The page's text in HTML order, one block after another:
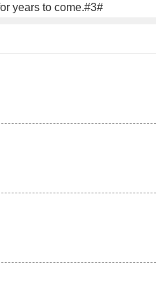
years to come.#3#